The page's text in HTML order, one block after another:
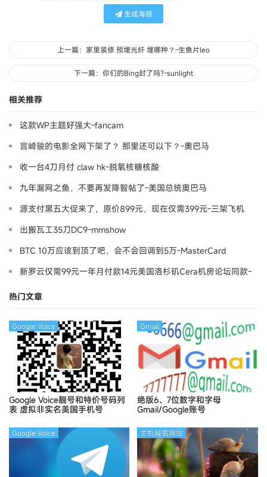
生成海报
上一篇：家里装修 预埋光纤 埋哪种？-生鱼片leo
下一篇：你们的Bing封了吗?-sunlight
相关推荐
这款WP主题好强大-fancam
宫崎骏的电影全网下架了？ 那里还可以下？-奧巴马
收一台4刀月付 claw hk-脱氧核糖核酸
九年漏网之鱼，不要再发降智帖了-美国总统奥巴马
源支付黑五大促来了，原价899元，现在仅需399元-三架飞机
出搬瓦工35刀DC9-mmshow
BTC 10万应该到顶了吧，会不会回调到5万-MasterCard
新罗云仅需99元一年月付款14元美国洛杉矶Cera机房论坛同款-
热门文章
Google Voice靓号和特价号码列
表 虚拟非实名美国手机号
Google Voice
绝版6、7位数字和字母
Gmail/Google账号
Gmail
Google Voice 主机域名网站